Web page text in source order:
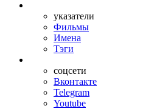
указатели
Фильмы
Имена
Тэги
соцсети
Вконтакте
Telegram
Youtube